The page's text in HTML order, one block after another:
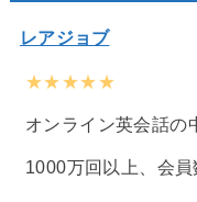
レアジョブ
★★★★★
オンライン英会話の
1000万回以上、会員